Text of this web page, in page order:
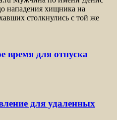
нападения хищника на
столкнулись с той же
время для отпуска
для удаленных